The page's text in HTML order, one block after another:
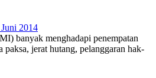
2014
banyak menghadapi penempatan
paksa, jerat hutang, pelanggaran hak-